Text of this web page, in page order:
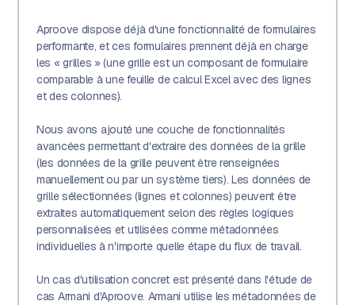
Aproove dispose déjà d'une fonctionnalité de formulaires
performante, et ces formulaires prennent déjà en charge
les « grilles » (une grille est un composant de formulaire
comparable à une feuille de calcul Excel avec des lignes
et des colonnes).
Nous avons ajouté une couche de fonctionnalités
avancées permettant d'extraire des données de la grille
(les données de la grille peuvent être renseignées
manuellement ou par un système tiers). Les données de
grille sélectionnées (lignes et colonnes) peuvent être
extraites automatiquement selon des règles logiques
personnalisées et utilisées comme métadonnées
individuelles à n'importe quelle étape du flux de travail.
Un cas d'utilisation concret est présenté dans l'étude de
cas Armani d'Aproove. Armani utilise les métadonnées de